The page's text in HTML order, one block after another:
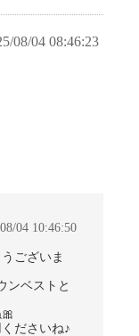
08/04 08:46:23
04 10:46:50
ございま
ンベストと
ださいね♪